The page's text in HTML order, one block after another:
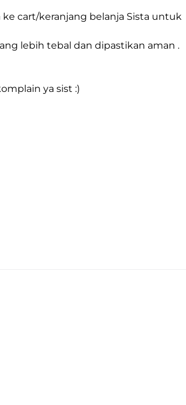
ke cart/keranjang belanja Sista untuk
lebih tebal dan dipastikan aman .
ya sist :)